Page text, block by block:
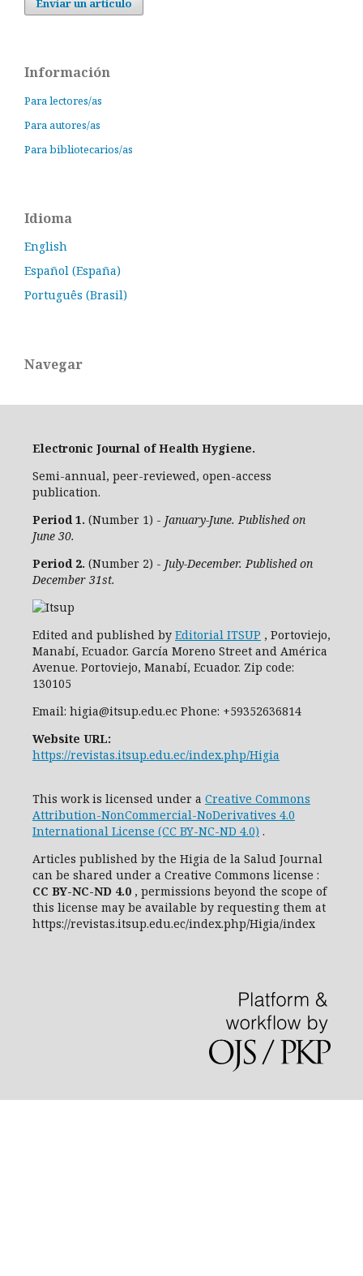
Enviar un artículo
Información
Para lectores/as
Para autores/as
Para bibliotecarios/as
Idioma
English
Español (España)
Português (Brasil)
Navegar
Electronic Journal of Health Hygiene.
Semi-annual, peer-reviewed, open-access
publication.
Period 1. (Number 1) - January-June. Published on
June 30.
Period 2. (Number 2) - July-December. Published on
December 31st.
Edited and published by Editorial ITSUP , Portoviejo,
Manabí, Ecuador. García Moreno Street and América
Avenue. Portoviejo, Manabí, Ecuador. Zip code:
130105
Email: higia@itsup.edu.ec Phone: +59352636814
Website URL:
https://revistas.itsup.edu.ec/index.php/Higia
This work is licensed under a Creative Commons
Attribution-NonCommercial-NoDerivatives 4.0
International License (CC BY-NC-ND 4.0) .
Articles published by the Higia de la Salud Journal
can be shared under a Creative Commons license :
CC BY-NC-ND 4.0 , permissions beyond the scope of
this license may be available by requesting them at
https://revistas.itsup.edu.ec/index.php/Higia/index